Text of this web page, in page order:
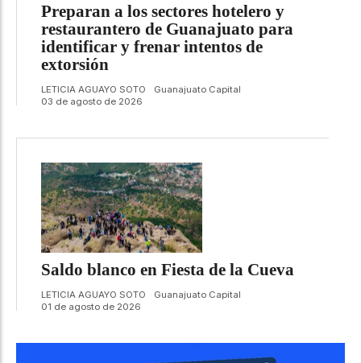
Preparan a los sectores hotelero y
restaurantero de Guanajuato para
identificar y frenar intentos de
extorsión
LETICIA AGUAYO SOTO
Guanajuato Capital
03 de agosto de 2026
Saldo blanco en Fiesta de la Cueva
LETICIA AGUAYO SOTO
Guanajuato Capital
01 de agosto de 2026